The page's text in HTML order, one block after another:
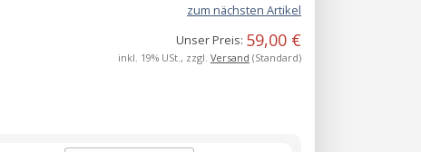
zum nächsten Artikel
Unser Preis: 59,00 €
inkl. 19% USt., zzgl. Versand (Standard)